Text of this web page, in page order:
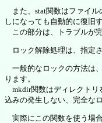
また、stat関数はファイル
しになっても自動的に復旧
この部分は、トラブルが
ロック解除処理は、指定
一般的なロックの方法は
ります。
mkdir関数はディレクトリ
込みの発生しない、完全な
実際にこの関数を使う場